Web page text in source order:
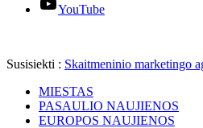
YouTube
Susisiekti : Skaitmeninio marketingo
MIESTAS
PASAULIO NAUJIENOS
EUROPOS NAUJIENOS